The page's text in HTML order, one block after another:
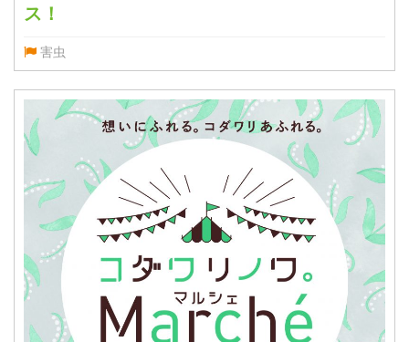
ス！
害虫